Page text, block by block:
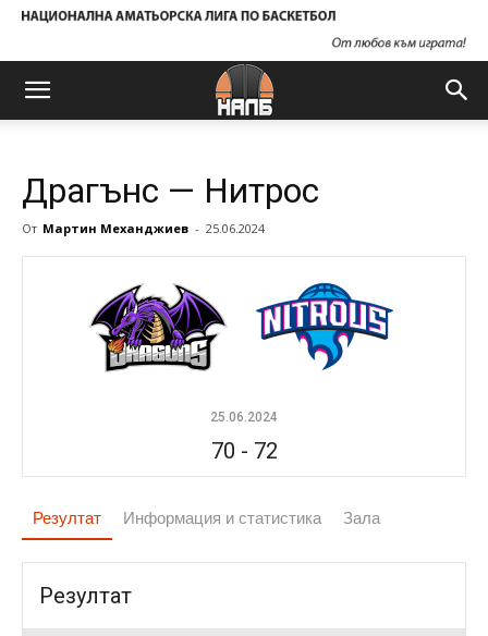
Драгънс — Нитрос
От Мартин Механджиев - 25.06.2024
25.06.2024
70 - 72
Резултат Информация и статистика Зала
Резултат